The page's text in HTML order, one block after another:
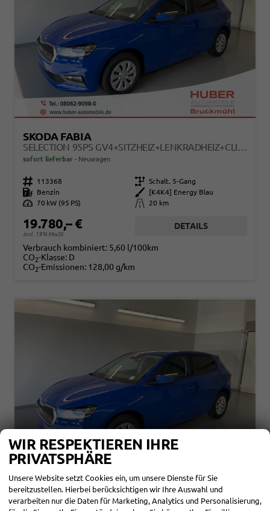
SKODA FABIA
SELECTION 95PS GV4+SITZHEIZ+LENKRADHEIZ+CLIMATRONIC+SUNSET+APPCONNECT+PDC
sofort lieferbar Neuwagen
Fahrzeugnr. 113368 Getriebe Schalt. 5-Gang
Kraftstoff
Benzin Außenfarbe
[K4K4] Energy Blau
Leistung 70 kW (95 PS) Kilometerstand 20 km
19.780,– €
incl. 19% MwSt.
DETAILS
Verbrauch kombiniert: 5,60 l/100km
CO2-Klasse: D
CO2-Emissionen: 128,00 g/km
SKODA FABIA
WIR RESPEKTIEREN IHRE
PRIVATSPHÄRE
Unsere Website setzt Cookies ein, um unsere Dienste für Sie
bereitzustellen. Hierbei berücksichtigen wir Ihre Auswahl und
verarbeiten nur die Daten für Marketing, Analytics und Personalisierung,